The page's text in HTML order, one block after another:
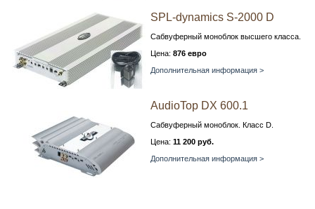
SPL-dynamics S-2000 D
Сабвуферный моноблок высшего класса.
Цена: 876 евро
Дополнительная информация >
AudioTop DX 600.1
Сабвуферный моноблок. Класс D.
Цена: 11 200 руб.
Дополнительная информация >